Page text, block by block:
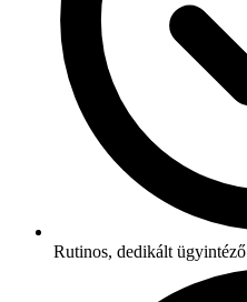
Rutinos, dedikált ügyintéző